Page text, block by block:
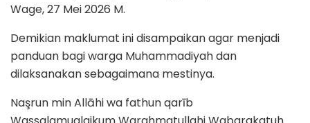
Wage, 27 Mei 2026 M.
Demikian maklumat ini disampaikan agar menjadi
panduan bagi warga Muhammadiyah dan
dilaksanakan sebagaimana mestinya.
Naşrun min Allāhi wa fathun qarīb